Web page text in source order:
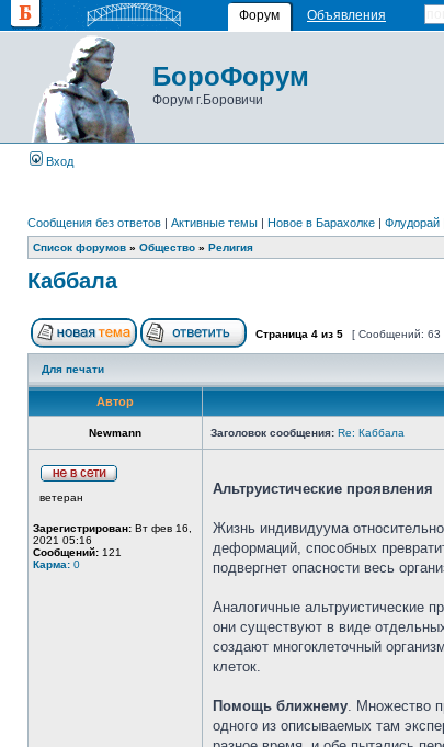
Форум Объявления
БороФорум
Форум г.Боровичи
Вход
Сообщения без ответов | Активные темы | Новое в Барахолке | Флудорай
Список форумов » Общество » Религия
Каббала
Страница 4 из 5 [ Сообщений: 63
Для печати
Автор
Newmann Заголовок сообщения: Re: Каббала
ветеран
Зарегистрирован: Вт фев 16,
2021 05:16
Сообщений: 121
Карма: 0
Альтруистические проявления
Жизнь индивидуума
деформаций, способных
подвергнет опасности весь
Аналогичные альтруистические
они существуют в виде
создают многоклеточный
клеток.
Помощь ближнему. Множество
одного из описываемых там